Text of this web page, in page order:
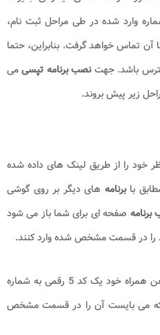
وارد شده در طی مراحل ثبت نام،
آن تماس خواهد گرفت. بنابراین، حتما
باشد. جهتنصب برنامه تپسیمی
زیر پیش بروند.
خود را از طریق لینک های داده شده
بابرنامه های دیگر بر روی گوشی
صفحه ای برای شما باز می شود
را در قسمت مشخص شده وارد کنند.
پس از وارد کردن شماره تلفن همراه خود یک کد 5 رقمی به شماره
که می بایست آن را در قسمت مشخص